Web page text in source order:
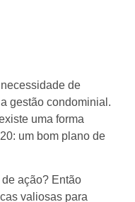
de
gestão condominial.
uma forma
um bom plano de
ação? Então
valiosas para